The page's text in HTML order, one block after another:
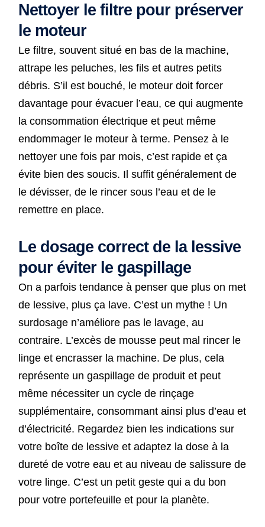
Nettoyer le filtre pour préserver
le moteur
Le filtre, souvent situé en bas de la machine,
attrape les peluches, les fils et autres petits
débris. S’il est bouché, le moteur doit forcer
davantage pour évacuer l’eau, ce qui augmente
la consommation électrique et peut même
endommager le moteur à terme. Pensez à le
nettoyer une fois par mois, c’est rapide et ça
évite bien des soucis. Il suffit généralement de
le dévisser, de le rincer sous l’eau et de le
remettre en place.
Le dosage correct de la lessive
pour éviter le gaspillage
On a parfois tendance à penser que plus on met
de lessive, plus ça lave. C’est un mythe ! Un
surdosage n’améliore pas le lavage, au
contraire. L’excès de mousse peut mal rincer le
linge et encrasser la machine. De plus, cela
représente un gaspillage de produit et peut
même nécessiter un cycle de rinçage
supplémentaire, consommant ainsi plus d’eau et
d’électricité. Regardez bien les indications sur
votre boîte de lessive et adaptez la dose à la
dureté de votre eau et au niveau de salissure de
votre linge. C’est un petit geste qui a du bon
pour votre portefeuille et pour la planète.